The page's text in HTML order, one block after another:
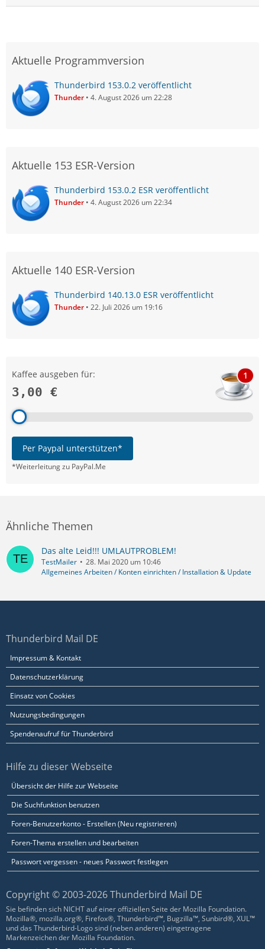
Aktuelle Programmversion
Thunderbird 153.0.2 veröffentlicht
Thunder 4. August 2026 um 22:28
Aktuelle 153 ESR-Version
Thunderbird 153.0.2 ESR veröffentlicht
Thunder 4. August 2026 um 22:34
Aktuelle 140 ESR-Version
Thunderbird 140.13.0 ESR veröffentlicht
Thunder 22. Juli 2026 um 19:16
Kaffee ausgeben für:
3,00 €
1
Per Paypal unterstützen*
*Weiterleitung zu PayPal.Me
Ähnliche Themen
Das alte Leid!!! UMLAUTPROBLEM!
TestMailer
28. Mai 2020 um 10:46
Allgemeines Arbeiten / Konten einrichten / Installation & Update
Thunderbird Mail DE
Impressum & Kontakt
Datenschutzerklärung
Einsatz von Cookies
Nutzungsbedingungen
Spendenaufruf für Thunderbird
Hilfe zu dieser Webseite
Übersicht der Hilfe zur Webseite
Die Suchfunktion benutzen
Foren-Benutzerkonto - Erstellen (Neu registrieren)
Foren-Thema erstellen und bearbeiten
Passwort vergessen - neues Passwort festlegen
Copyright © 2003-2026 Thunderbird Mail DE
Sie befinden sich NICHT auf einer offiziellen Seite der Mozilla Foundation.
Mozilla®, mozilla.org®, Firefox®, Thunderbird™, Bugzilla™, Sunbird®, XUL™
und das Thunderbird-Logo sind (neben anderen) eingetragene
Markenzeichen der Mozilla Foundation.